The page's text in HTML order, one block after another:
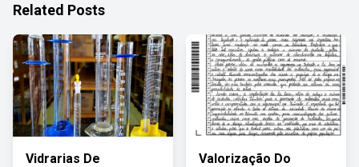
Related Posts
Vidrarias De Valorização Do